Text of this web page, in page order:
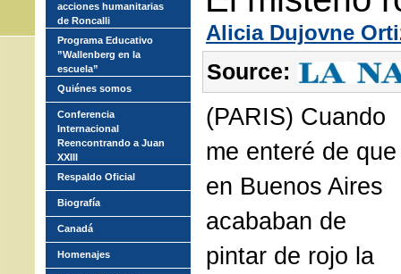
Alicia Dujovne
Source:
(PARIS) Cuando
me enteré de que
en Buenos Aires
acababan de
pintar de rojo la
acciones humanitarias
de Roncalli
Programa Educativo
”Wallenberg en la
escuela”
Quiénes somos
Conferencia
Internacional
Reencontrando a Juan
XXIII
Respaldo Oficial
Biografía
Canadá
Homenajes